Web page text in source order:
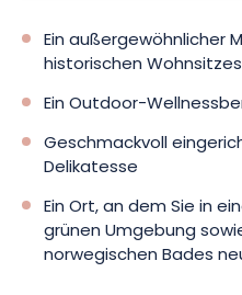
Ein außergewöhnlicher
historischen Wohnsitzes
Ein Outdoor-
Geschmackvoll
Delikatesse
Ein Ort, an dem Sie in
grünen Umgebung
norwegischen Bades